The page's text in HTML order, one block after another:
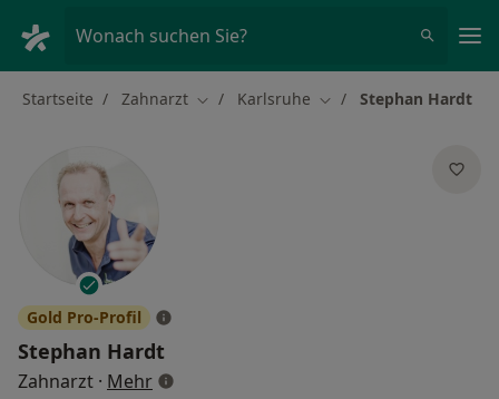
Wonach suchen Sie?
Startseite Zahnarzt Stadt ändern
Karlsruhe Stadt ändern
Stephan Hardt
Gold Pro-Profil
Stephan Hardt
Zahnarzt · Mehrüber Spezialisierungen